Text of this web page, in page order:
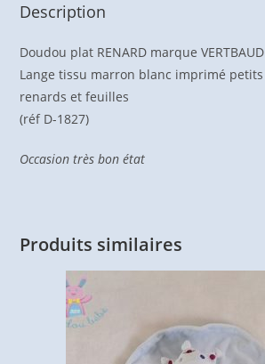
Description
Doudou plat RENARD marque
Lange tissu marron blanc imprimé
renards et feuilles
(réf D-1827)
Occasion très bon état
Produits similaires